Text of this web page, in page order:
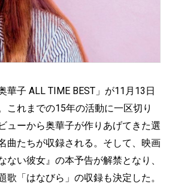
華子 ALL TIME BEST」が11月13日
これまでの15年の活動に一区切り
ューから奥華子が作りあげてきた選
曲たちが収録される。そして、映画
ない彼女』の本予告が解禁となり、
歌「はなびら」の収録も決定した。